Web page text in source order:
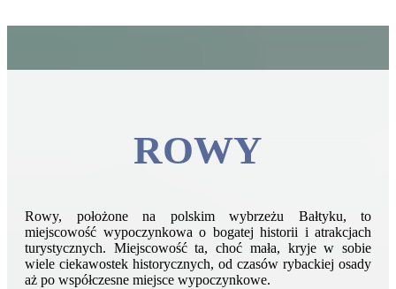
ROWY
Rowy, położone na polskim wybrzeżu Bałtyku, to
miejscowość wypoczynkowa o bogatej historii i atrakcjach
turystycznych. Miejscowość ta, choć mała, kryje w sobie
wiele ciekawostek historycznych, od czasów rybackiej osady
aż po współczesne miejsce wypoczynkowe.